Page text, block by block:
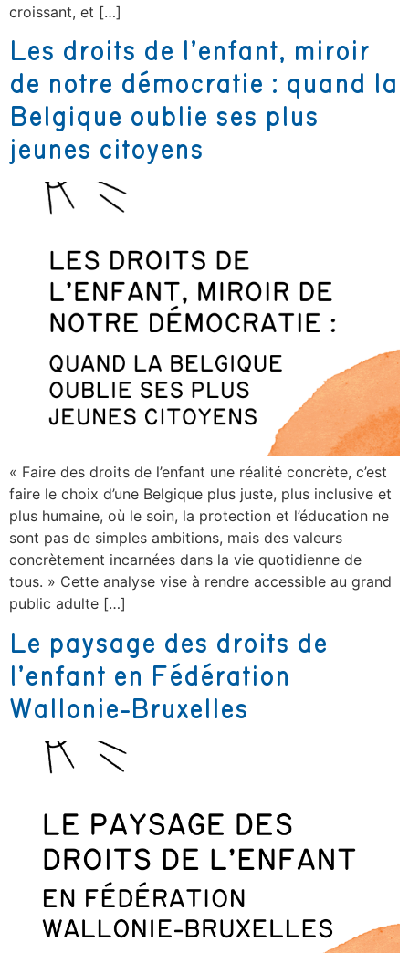
croissant, et […]
Les droits de l’enfant, miroir
de notre démocratie : quand la
Belgique oublie ses plus
jeunes citoyens
« Faire des droits de l’enfant une réalité concrète, c’est
faire le choix d’une Belgique plus juste, plus inclusive et
plus humaine, où le soin, la protection et l’éducation ne
sont pas de simples ambitions, mais des valeurs
concrètement incarnées dans la vie quotidienne de
tous. » Cette analyse vise à rendre accessible au grand
public adulte […]
Le paysage des droits de
l’enfant en Fédération
Wallonie-Bruxelles